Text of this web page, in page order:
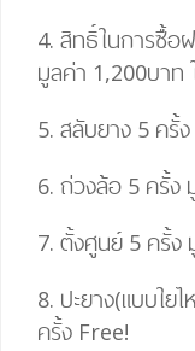
4. สิทธิ์ในการซื้อ
มูลค่า 1,200บาท
5. สลับยาง 5 ครั้
6. ถ่วงล้อ 5 ครั้ง
7. ตั้งศูนย์ 5 ครั้ง
8. ปะยาง(แบบใย
ครั้ง Free!